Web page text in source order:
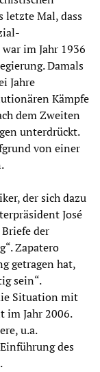
letzte Mal, dass
im Jahr 1936
Damals
Jahre
Kämpfe
dem Zweiten
unterdrückt.
von einer
der sich dazu
José
der
Zapatero
getragen hat,
sein“.
Situation mit
im Jahr 2006.
u.a.
des